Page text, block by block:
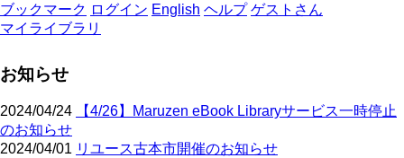
ブックマーク ログイン English ヘルプ ゲストさん
マイライブラリ
お知らせ
2024/04/24
【4/26】Maruzen eBook Libraryサービス一時停止
のお知らせ
2024/04/01 リユース古本市開催のお知らせ